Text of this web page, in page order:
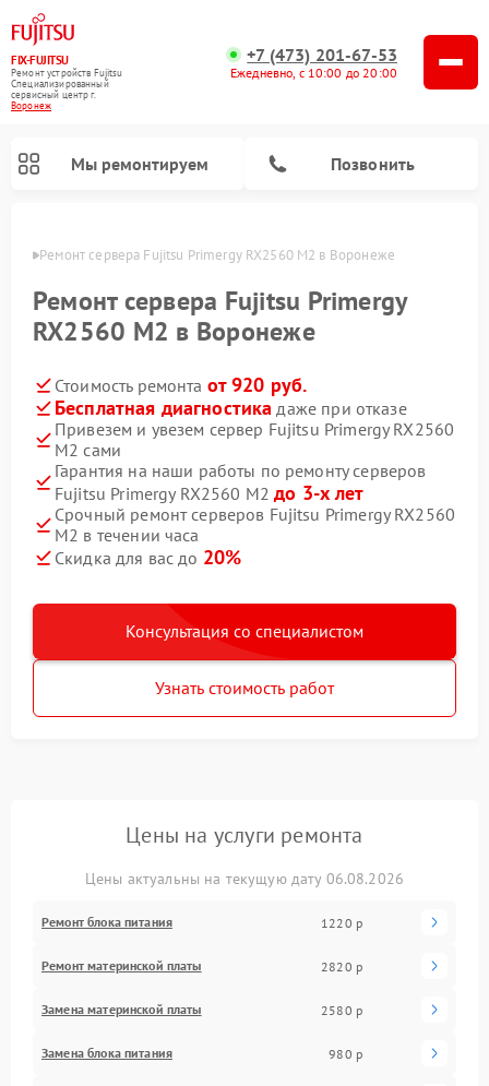
FIX-FUJITSU
Ремонт устройств Fujitsu
Специализированный
cервисный центр г.
Воронеж
+7 (473) 201-67-53
Ежедневно, с 10:00 до 20:00
Мы ремонтируем Позвонить
Ремонт сервера Fujitsu Primergy RX2560 M2 в Воронеже
Ремонт сервера Fujitsu Primergy
RX2560 M2 в Воронеже
Стоимость ремонта от 920 руб.
Бесплатная диагностика даже при отказе
Привезем и увезем сервер Fujitsu Primergy RX2560
M2 сами
Гарантия на наши работы по ремонту серверов
Fujitsu Primergy RX2560 M2до 3-х лет
Срочный ремонт серверов Fujitsu Primergy RX2560
M2 в течении часа
Скидка для вас до 20%
Консультация со специалистом
Узнать стоимость работ
Цены на услуги ремонта
Цены актуальны на текущую дату 06.08.2026
Ремонт блока питания 1220 р
Ремонт материнской платы 2820 р
Замена материнской платы 2580 р
Замена блока питания 980 р